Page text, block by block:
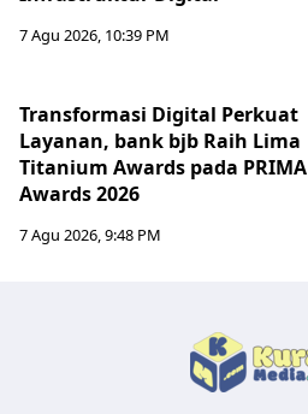
7 Agu 2026, 10:39 PM
Transformasi Digital Perkuat
Layanan, bank bjb Raih Lima
Titanium Awards pada PRIMA
Awards 2026
7 Agu 2026, 9:48 PM